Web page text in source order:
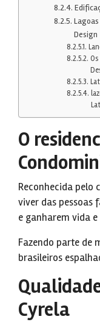
Design
O
Reconhecida pelo
viver das pessoas
e ganharem vida
Fazendo parte de
brasileiros
Cyrela